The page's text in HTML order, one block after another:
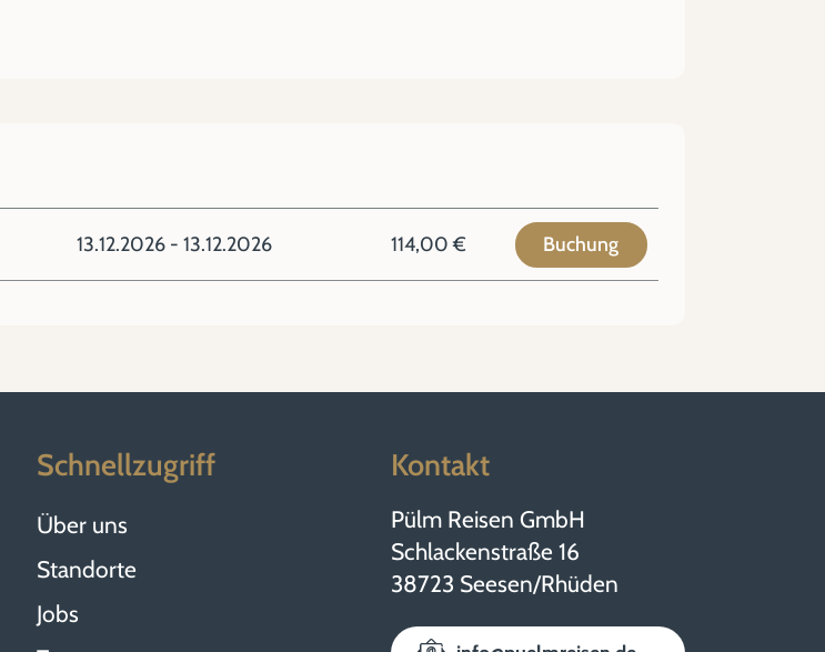
13.12.2026 - 13.12.2026 114,00 € Buchung
Schnellzugriff
Über uns
Standorte
Jobs
Kontakt
Pülm Reisen GmbH
Schlackenstraße 16
38723 Seesen/Rhüden